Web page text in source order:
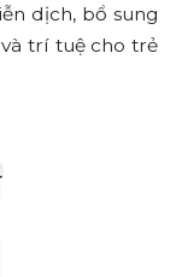
dịch, bổ sung
trí tuệ cho trẻ